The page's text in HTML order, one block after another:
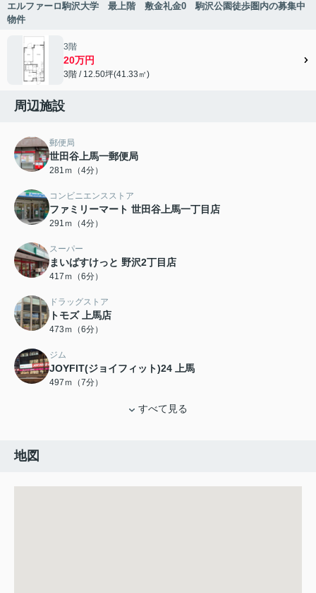
エルファーロ駒沢大学 最上階 敷金礼金0 駒沢公園徒歩圏内の募集中
物件
3階
20万円
3階 / 12.50坪(41.33㎡)
周辺施設
郵便局
世田谷上馬一郵便局
281ｍ（4分）
コンビニエンスストア
ファミリーマート 世田谷上馬一丁目店
291ｍ（4分）
スーパー
まいばすけっと 野沢2丁目店
417ｍ（6分）
ドラッグストア
トモズ 上馬店
473ｍ（6分）
ジム
JOYFIT(ジョイフィット)24 上馬
497ｍ（7分）
すべて見る
地図